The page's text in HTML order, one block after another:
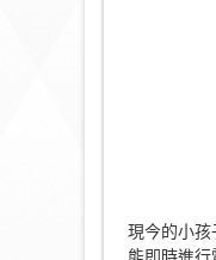
現今的小孩
能即時進